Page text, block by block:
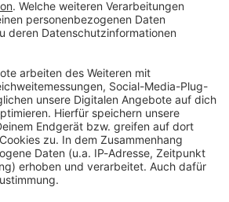
uns etwas sagen?
Kontaktformular
Sprachnachricht